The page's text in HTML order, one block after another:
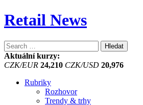
Retail News
Vyhledávání
Aktuální kurzy:
CZK/EUR 24,210 CZK/USD 20,976
Rubriky
Rozhovor
Trendy & trhy